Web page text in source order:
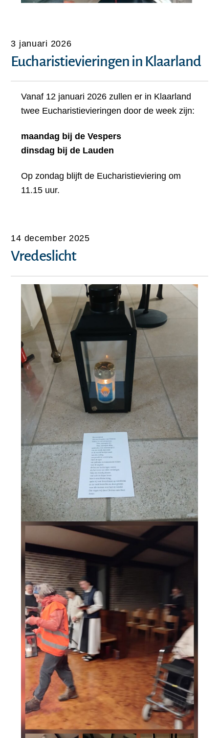
3 januari 2026
Eucharistievieringen in Klaarland
Vanaf 12 januari 2026 zullen er in Klaarland
twee Eucharistievieringen door de week zijn:
maandag bij de Vespers
dinsdag bij de Lauden
Op zondag blijft de Eucharistieviering om
11.15 uur.
14 december 2025
Vredeslicht